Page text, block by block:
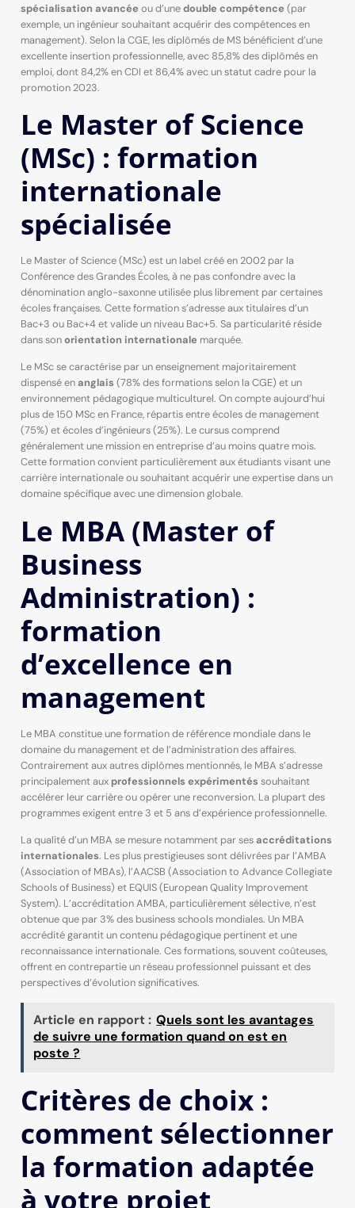
spécialisation avancée ou d’unedouble compétence (par
exemple, un ingénieur souhaitant acquérir des compétences en
management). Selon la CGE, les diplômés de MS bénéficient d’une
excellente insertion professionnelle, avec 85,8% des diplômés en
emploi, dont 84,2% en CDI et 86,4% avec un statut cadre pour la
promotion 2023.
Le Master of Science
(MSc) : formation
internationale
spécialisée
Le Master of Science (MSc) est un label créé en 2002 par la
Conférence des Grandes Écoles, à ne pas confondre avec la
dénomination anglo-saxonne utilisée plus librement par certaines
écoles françaises. Cette formation s’adresse aux titulaires d’un
Bac+3 ou Bac+4 et valide un niveau Bac+5. Sa particularité réside
dans sonorientation internationale marquée.
Le MSc se caractérise par un enseignement majoritairement
dispensé enanglais (78% des formations selon la CGE) et un
environnement pédagogique multiculturel. On compte aujourd’hui
plus de 150 MSc en France, répartis entre écoles de management
(75%) et écoles d’ingénieurs (25%). Le cursus comprend
généralement une mission en entreprise d’au moins quatre mois.
Cette formation convient particulièrement aux étudiants visant une
carrière internationale ou souhaitant acquérir une expertise dans un
domaine spécifique avec une dimension globale.
Le MBA (Master of
Business
Administration) :
formation
d’excellence en
management
Le MBA constitue une formation de référence mondiale dans le
domaine du management et de l’administration des affaires.
Contrairement aux autres diplômes mentionnés, le MBA s’adresse
principalement aux professionnels expérimentés souhaitant
accélérer leur carrière ou opérer une reconversion. La plupart des
programmes exigent entre 3 et 5 ans d’expérience professionnelle.
La qualité d’un MBA se mesure notamment par sesaccréditations
internationales. Les plus prestigieuses sont délivrées par l’AMBA
(Association of MBAs), l’AACSB (Association to Advance Collegiate
Schools of Business) et EQUIS (European Quality Improvement
System). L’accréditation AMBA, particulièrement sélective, n’est
obtenue que par 3% des business schools mondiales. Un MBA
accrédité garantit un contenu pédagogique pertinent et une
reconnaissance internationale. Ces formations, souvent coûteuses,
offrent en contrepartie un réseau professionnel puissant et des
perspectives d’évolution significatives.
Article en rapport : Quels sont les avantages
de suivre une formation quand on est en
poste ?
Critères de choix :
comment sélectionner
la formation adaptée
à votre projet